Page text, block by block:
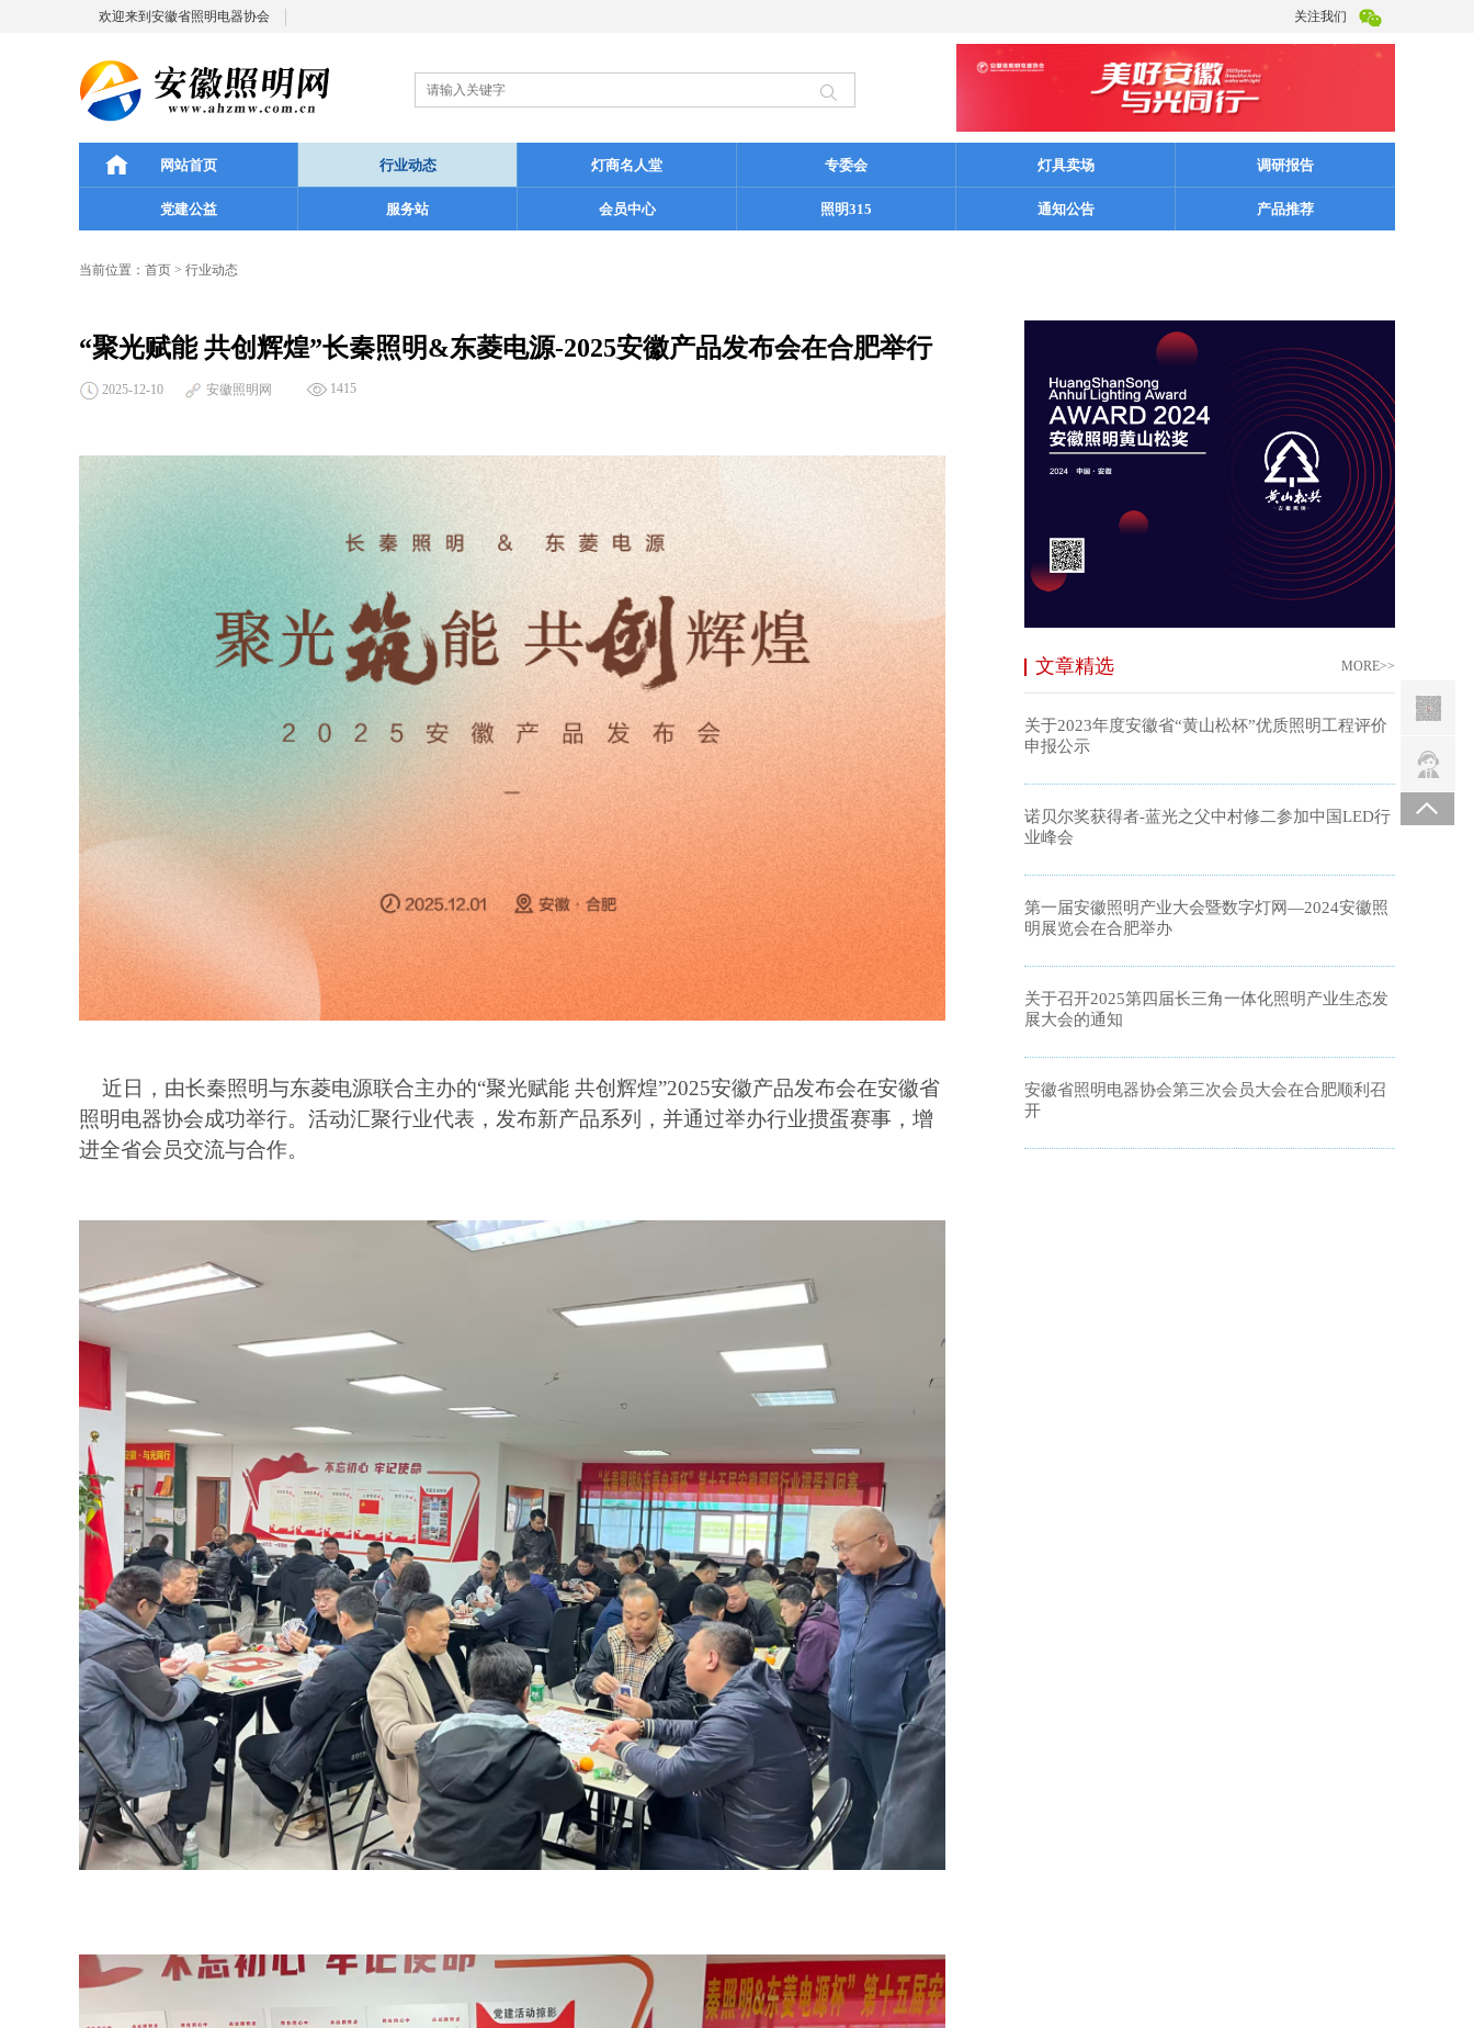
欢迎来到安徽省照明电器协会 关注我们
网站首页 行业动态 灯商名人堂 专委会 灯具卖场 调研报告
党建公益 服务站 会员中心 照明315 通知公告 产品推荐
当前位置： 首页 > 行业动态
“聚光赋能 共创辉煌”长秦照明&东菱电源-2025安徽产品发布会在合肥举行
2025-12-10 安徽照明网 1415
近日，由长秦照明与东菱电源联合主办的“聚光赋能 共创辉煌”2025安徽产品发布会在安徽省
照明电器协会成功举行。活动汇聚行业代表，发布新产品系列，并通过举办行业掼蛋赛事，增
进全省会员交流与合作。
文章精选 MORE>>
关于2023年度安徽省“黄山松杯”优质照明工程评价
申报公示
诺贝尔奖获得者-蓝光之父中村修二参加中国LED行
业峰会
第一届安徽照明产业大会暨数字灯网—2024安徽照
明展览会在合肥举办
关于召开2025第四届长三角一体化照明产业生态发
展大会的通知
安徽省照明电器协会第三次会员大会在合肥顺利召
开